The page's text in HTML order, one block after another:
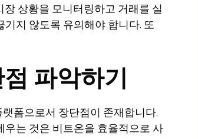
상황을 모니터링하고 거래를 실
지 않도록 유의해야 합니다. 또
파악하기
폼으로서 장단점이 존재합니다.
는 것은 비트온을 효율적으로 사